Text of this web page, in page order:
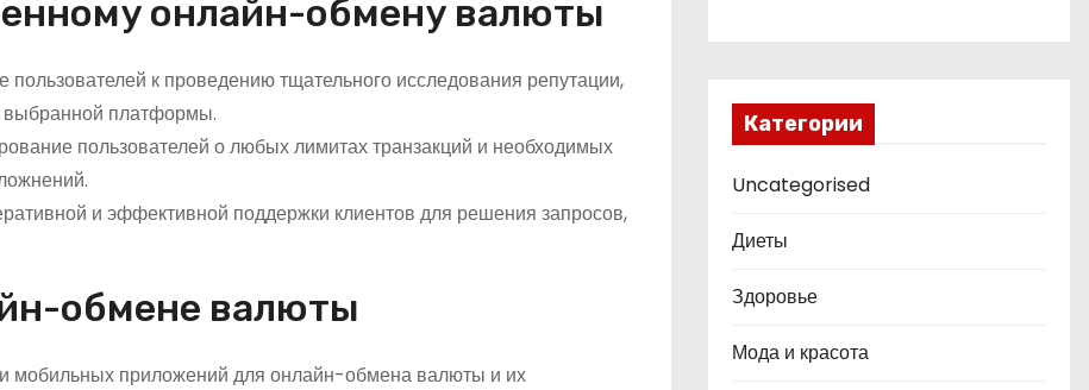
онлайн-обмену валюты
к проведению тщательного исследования репутации,
выбранной платформы.
пользователей о любых лимитах транзакций и необходимых
и эффективной поддержки клиентов для решения запросов,
обмене валюты
мобильных приложений для онлайн-обмена валюты и их
Категории
Uncategorised
Диеты
Здоровье
Мода и красота